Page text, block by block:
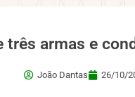
armas e
João Dantas 26/10/